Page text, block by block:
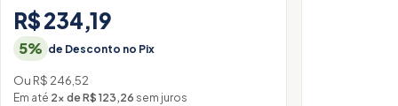
R$ 234,19
5% de Desconto no Pix
Ou R$ 246,52
Em até 2× de R$ 123,26 sem juros